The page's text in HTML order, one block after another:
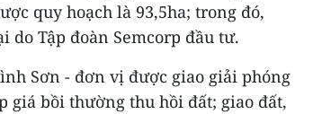
quy hoạch là 93,5ha; trong đó,
do Tập đoàn Semcorp đầu tư.
Sơn - đơn vị được giao giải phóng
giá bồi thường thu hồi đất; giao đất,